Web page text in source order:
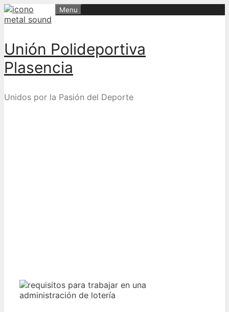
Skip
to
Unión Polideportiva
Plasencia
Unidos por la Pasión del Deporte
Menu